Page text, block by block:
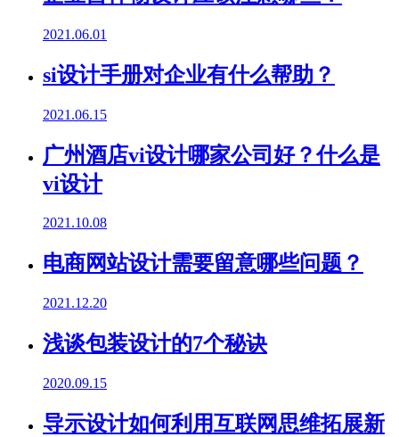
2021.06.01
si设计手册对企业有什么帮助？
2021.06.15
广州酒店vi设计哪家公司好？什么是
vi设计
2021.10.08
电商网站设计需要留意哪些问题？
2021.12.20
浅谈包装设计的7个秘诀
2020.09.15
导示设计如何利用互联网思维拓展新